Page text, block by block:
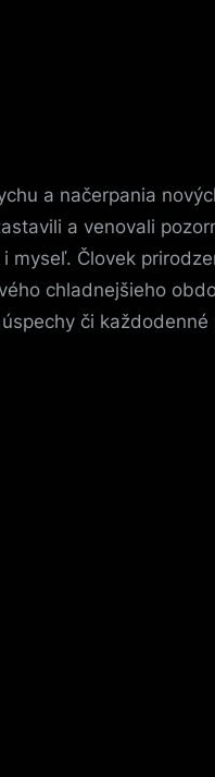
a načerpania
a venovali
Človek
chladnejšieho
či